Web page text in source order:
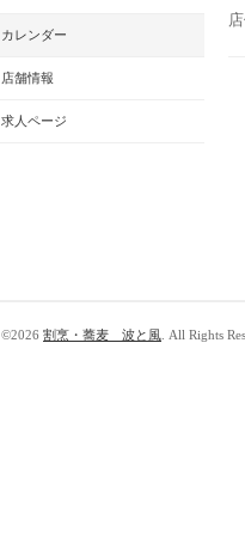
カレンダー
店舗情報
求人ページ
©2026 割烹・蕎麦 波と風 . All Rights